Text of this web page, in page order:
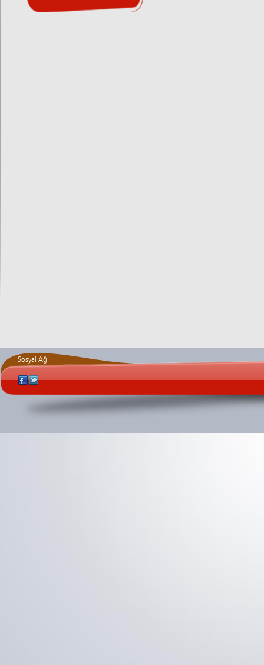
Sosyal Ağ